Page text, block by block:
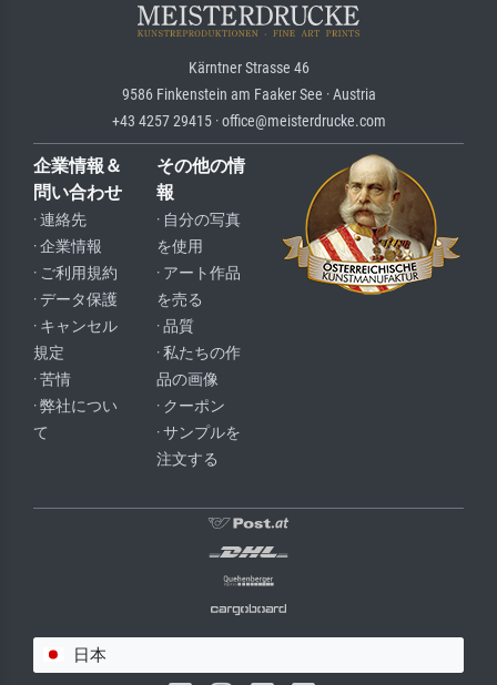
Kärntner Strasse 46
9586 Finkenstein am Faaker See · Austria
+43 4257 29415 · office@meisterdrucke.com
企業情報＆
問い合わせ
· 連絡先
· 企業情報
· ご利用規約
· データ保護
· キャンセル
規定
· 苦情
· 弊社につい
て
その他の情
報
· 自分の写真
を使用
· アート作品
を売る
· 品質
· 私たちの作
品の画像
· クーポン
· サンプルを
注文する
日本